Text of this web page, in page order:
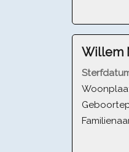
Willem